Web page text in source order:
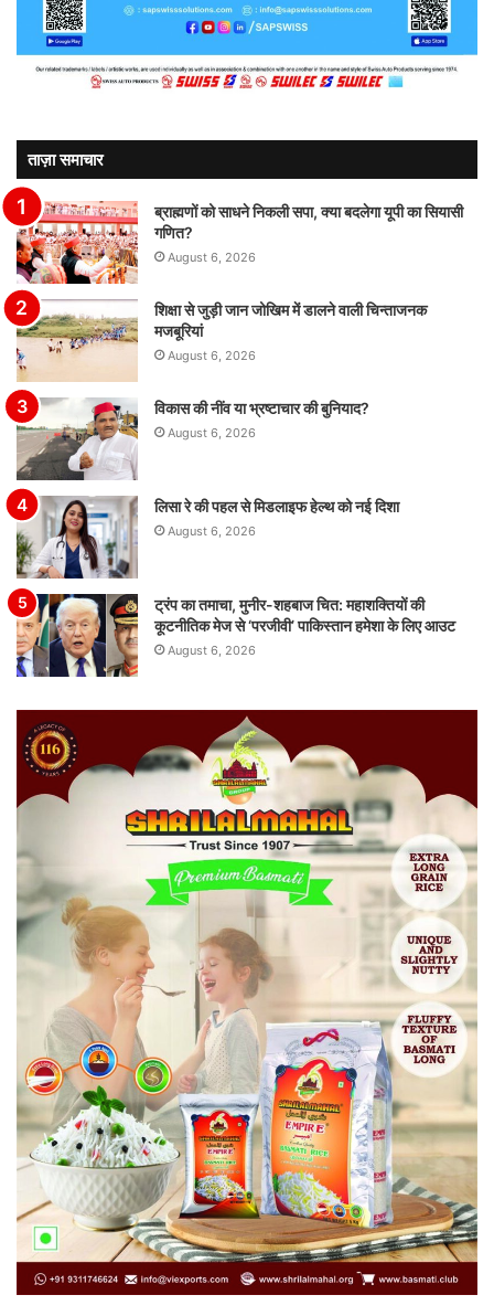
ताज़ा समाचार
ब्राह्मणों को साधने निकली सपा, क्या बदलेगा यूपी का सियासी
गणित?
August 6, 2026
शिक्षा से जुड़ी जान जोखिम में डालने वाली चिन्ताजनक
मजबूरियां
August 6, 2026
विकास की नींव या भ्रष्टाचार की बुनियाद?
August 6, 2026
लिसा रे की पहल से मिडलाइफ हेल्थ को नई दिशा
August 6, 2026
ट्रंप का तमाचा, मुनीर-शहबाज चित: महाशक्तियों की
कूटनीतिक मेज से ‘परजीवी’ पाकिस्तान हमेशा के लिए आउट
August 6, 2026